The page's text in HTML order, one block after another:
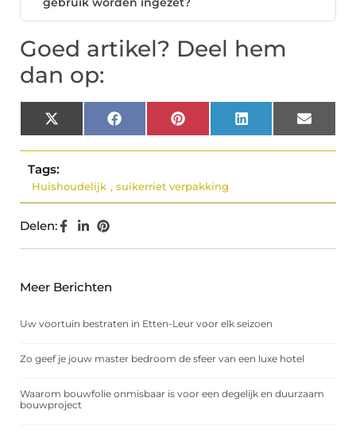
Goed artikel? Deel hem
dan op:
X
(Twitter)
Facebook Pinterest LinkedIn Email
Tags:
Huishoudelijk , suikerriet verpakking
Delen:
Meer Berichten
Uw voortuin bestraten in Etten-Leur voor elk seizoen
Zo geef je jouw master bedroom de sfeer van een luxe hotel
Waarom bouwfolie onmisbaar is voor een degelijk en duurzaam
bouwproject